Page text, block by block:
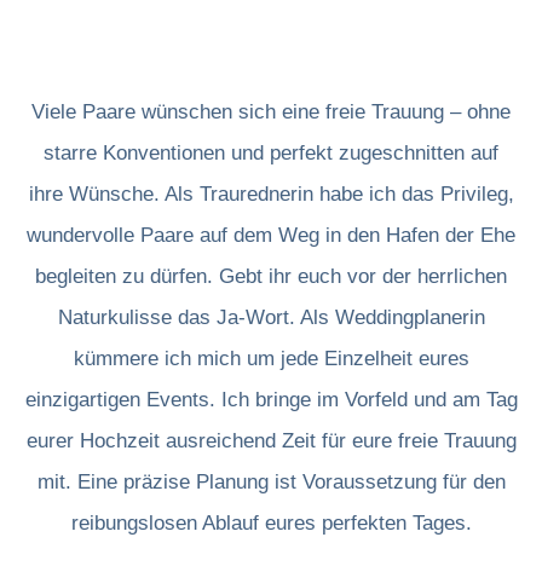
Viele Paare wünschen sich eine freie Trauung – ohne
starre Konventionen und perfekt zugeschnitten auf
ihre Wünsche. Als Traurednerin habe ich das Privileg,
wundervolle Paare auf dem Weg in den Hafen der Ehe
begleiten zu dürfen. Gebt ihr euch vor der herrlichen
Naturkulisse das Ja-Wort. Als Weddingplanerin
kümmere ich mich um jede Einzelheit eures
einzigartigen Events. Ich bringe im Vorfeld und am Tag
eurer Hochzeit ausreichend Zeit für eure freie Trauung
mit. Eine präzise Planung ist Voraussetzung für den
reibungslosen Ablauf eures perfekten Tages.